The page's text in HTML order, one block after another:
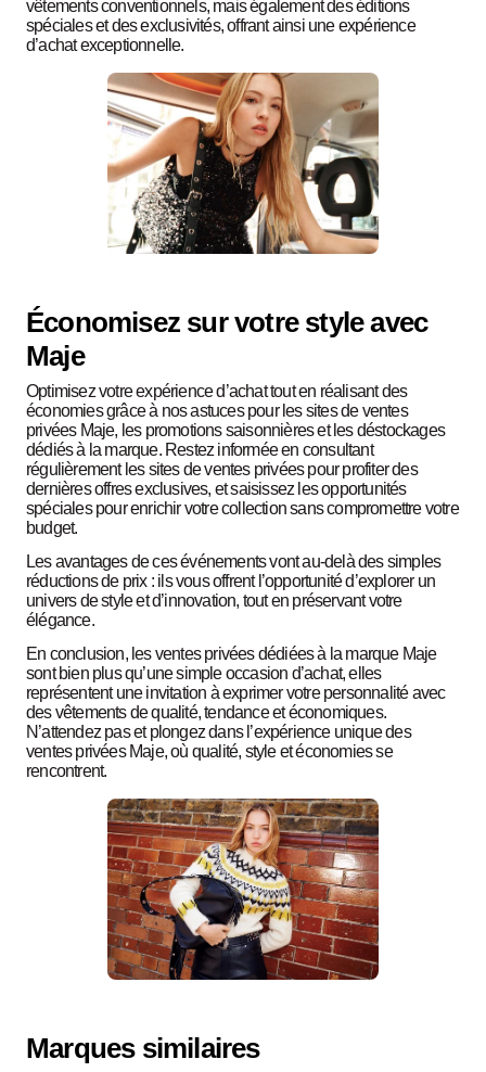
vêtements conventionnels, mais également des éditions
spéciales et des exclusivités, offrant ainsi une expérience
d’achat exceptionnelle.
Économisez sur votre style avec
Maje
Optimisez votre expérience d’achat tout en réalisant des
économies grâce à nos astuces pour les sites de ventes
privées Maje, les promotions saisonnières et les déstockages
dédiés à la marque. Restez informée en consultant
régulièrement les sites de ventes privées pour profiter des
dernières offres exclusives, et saisissez les opportunités
spéciales pour enrichir votre collection sans compromettre votre
budget.
Les avantages de ces événements vont au-delà des simples
réductions de prix : ils vous offrent l’opportunité d’explorer un
univers de style et d’innovation, tout en préservant votre
élégance.
En conclusion, les ventes privées dédiées à la marque Maje
sont bien plus qu’une simple occasion d’achat, elles
représentent une invitation à exprimer votre personnalité avec
des vêtements de qualité, tendance et économiques.
N’attendez pas et plongez dans l’expérience unique des
ventes privées Maje, où qualité, style et économies se
rencontrent.
Marques similaires